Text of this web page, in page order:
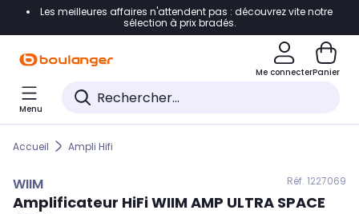
Accéder directement à la navigation
Accéder directement au pied de page
Accéder directement au chatbot
Les meilleures affaires n'attendent pas : découvrez vite notre
sélection à prix bradés.
Me connecterPanier
Menu
Accueil Ampli Hifi
WIIM Réf. 1227069
Amplificateur HiFiWIIMAMP ULTRA SPACE